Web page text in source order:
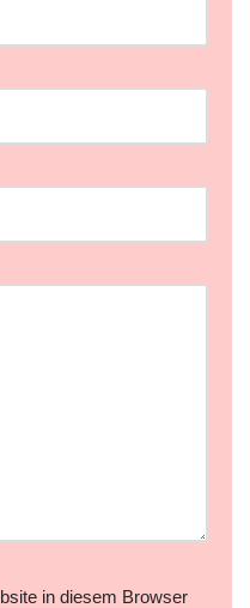
in diesem Browser